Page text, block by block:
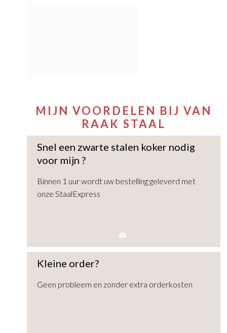
MIJN VOORDELEN BIJ VAN
RAAK STAAL
Snel een zwarte stalen koker nodig
voor mijn?
Binnen 1 uur wordt uw bestelling geleverd met
onze StaalExpress
Kleine order?
Geen probleem en zonder extra orderkosten